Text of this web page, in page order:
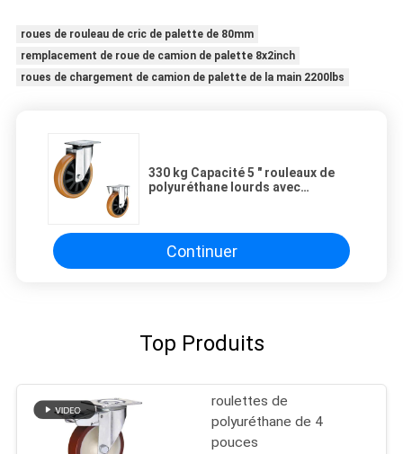
roues de rouleau de cric de palette de 80mm
remplacement de roue de camion de palette 8x2inch
roues de chargement de camion de palette de la main 2200lbs
330 kg Capacité 5 " rouleaux de
polyuréthane lourds avec
Continuer
Top Produits
roulettes de
polyuréthane de 4
pouces